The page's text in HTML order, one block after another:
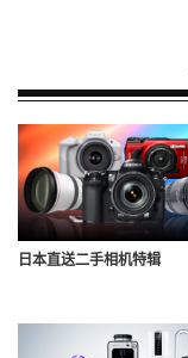
日本直送二手相机特辑